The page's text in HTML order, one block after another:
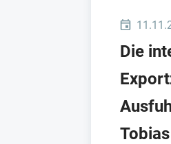
Die